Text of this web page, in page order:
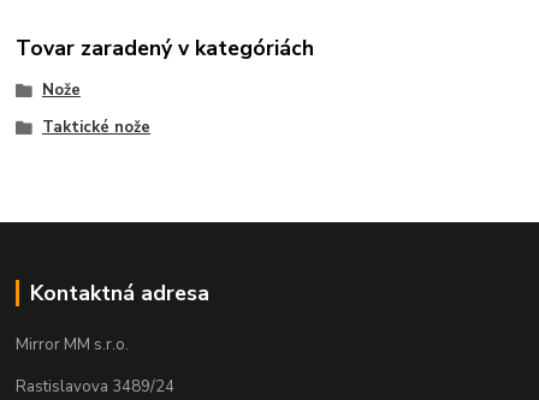
Tovar zaradený v kategóriách
Nože
Taktické nože
Kontaktná adresa
Mirror MM s.r.o.
Rastislavova 3489/24